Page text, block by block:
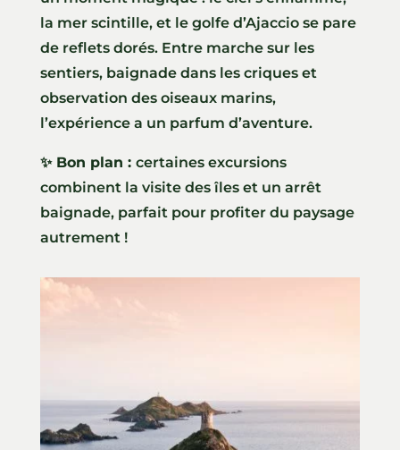
la mer scintille, et le golfe d’Ajaccio se pare
de reflets dorés. Entre marche sur les
sentiers, baignade dans les criques et
observation des oiseaux marins,
l’expérience a un parfum d’aventure.
✨ Bon plan : certaines excursions
combinent la visite des îles et un arrêt
baignade, parfait pour profiter du paysage
autrement !